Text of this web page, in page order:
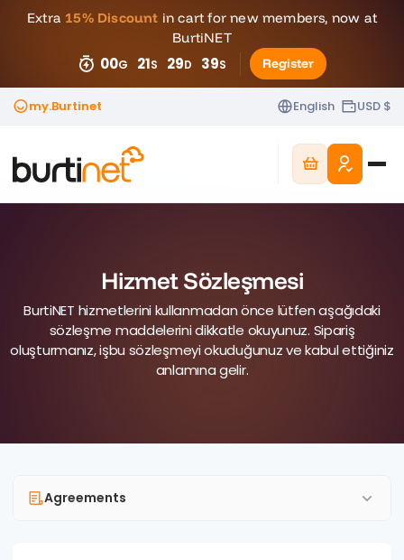
Extra 15% Discount in cart for new members, now at
BurtiNET
00G 21S 29D 38S Register
my.Burtinet English USD $
Hizmet Sözleşmesi
BurtiNET hizmetlerini kullanmadan önce lütfen aşağıdaki
sözleşme maddelerini dikkatle okuyunuz. Sipariş
oluşturmanız, işbu sözleşmeyi okuduğunuz ve kabul ettiğiniz
anlamına gelir.
Agreements